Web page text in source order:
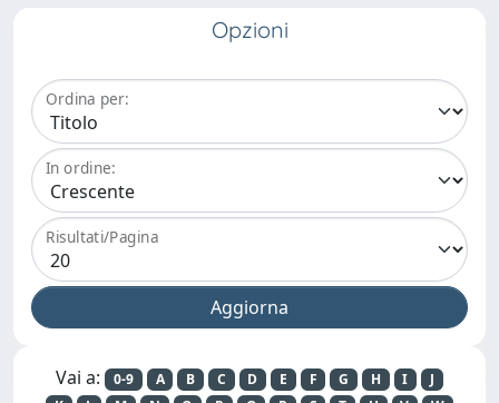
Opzioni
Ordina per:
In ordine:
Risultati/Pagina
Vai a: 0-9 A B C D E F G H I
J